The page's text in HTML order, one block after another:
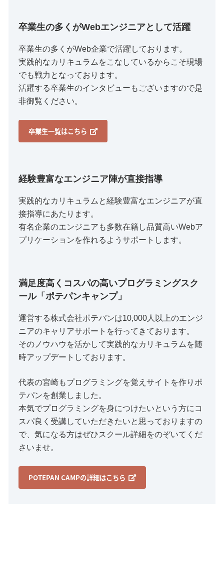
卒業生の多くがWebエンジニアとして活躍
卒業生の多くがWeb企業で活躍しております。
実践的なカリキュラムをこなしているからこそ現場
でも戦力となっております。
活躍する卒業生のインタビューもございますので是
非御覧ください。
卒業生一覧はこちら
経験豊富なエンジニア陣が直接指導
実践的なカリキュラムと経験豊富なエンジニアが直
接指導にあたります。
有名企業のエンジニアも多数在籍し品質高いWebア
プリケーションを作れるようサポートします。
満足度高くコスパの高いプログラミングスク
ール「ポテパンキャンプ」
運営する株式会社ポテパンは10,000人以上のエンジ
ニアのキャリアサポートを行ってきております。
そのノウハウを活かして実践的なカリキュラムを随
時アップデートしております。
代表の宮崎もプログラミングを覚えサイトを作りポ
テパンを創業しました。
本気でプログラミングを身につけたいという方にコ
スパ良く受講していただきたいと思っておりますの
で、気になる方はぜひスクール詳細をのぞいてくだ
さいませ。
POTEPAN CAMPの詳細はこちら